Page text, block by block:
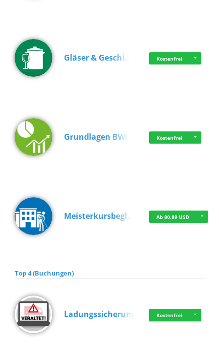
Gläser & Geschi… Kostenfrei
Grundlagen BWL Kostenfrei
Meisterkursbegl… Ab 80,89 USD
Top 4 (Buchungen)
Ladungssicherung Kostenfrei